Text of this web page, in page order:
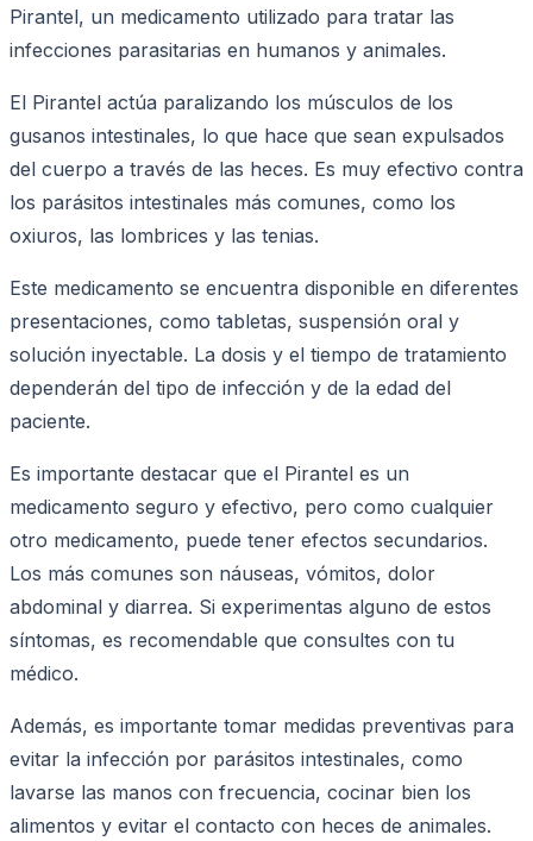
Pirantel, un medicamento utilizado para tratar las
infecciones parasitarias en humanos y animales.
El Pirantel actúa paralizando los músculos de los
gusanos intestinales, lo que hace que sean expulsados
del cuerpo a través de las heces. Es muy efectivo contra
los parásitos intestinales más comunes, como los
oxiuros, las lombrices y las tenias.
Este medicamento se encuentra disponible en diferentes
presentaciones, como tabletas, suspensión oral y
solución inyectable. La dosis y el tiempo de tratamiento
dependerán del tipo de infección y de la edad del
paciente.
Es importante destacar que el Pirantel es un
medicamento seguro y efectivo, pero como cualquier
otro medicamento, puede tener efectos secundarios.
Los más comunes son náuseas, vómitos, dolor
abdominal y diarrea. Si experimentas alguno de estos
síntomas, es recomendable que consultes con tu
médico.
Además, es importante tomar medidas preventivas para
evitar la infección por parásitos intestinales, como
lavarse las manos con frecuencia, cocinar bien los
alimentos y evitar el contacto con heces de animales.